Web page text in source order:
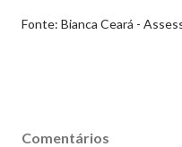
Fonte: Bianca Ceará -
Comentários